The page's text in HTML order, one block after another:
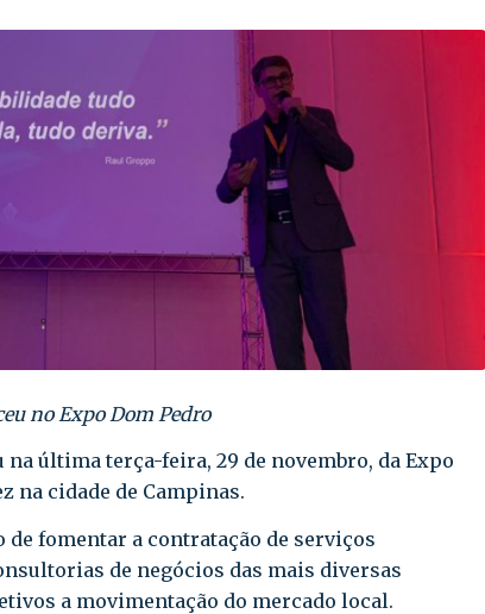
no Expo Dom Pedro
última terça-feira, 29 de novembro, da Expo
na cidade de Campinas.
fomentar a contratação de serviços
de negócios das mais diversas
a movimentação do mercado local.